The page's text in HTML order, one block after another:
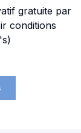
gratuite par
conditions